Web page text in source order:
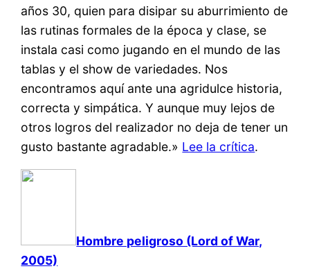
años 30, quien para disipar su aburrimiento de
las rutinas formales de la época y clase, se
instala casi como jugando en el mundo de las
tablas y el show de variedades. Nos
encontramos aquí ante una agridulce historia,
correcta y simpática. Y aunque muy lejos de
otros logros del realizador no deja de tener un
gusto bastante agradable.» Lee la crítica.
Hombre peligroso (Lord of War,
2005)